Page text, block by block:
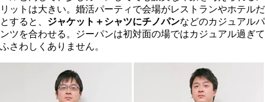
リットは大きい。婚活パーティで会場がレストランやホテルだ
とすると、 ジャケット＋シャツにチノパンなどのカジュアルパ
ンツを合わせる。ジーパンは初対面の場ではカジュアル過ぎて
ふさわしくありません。